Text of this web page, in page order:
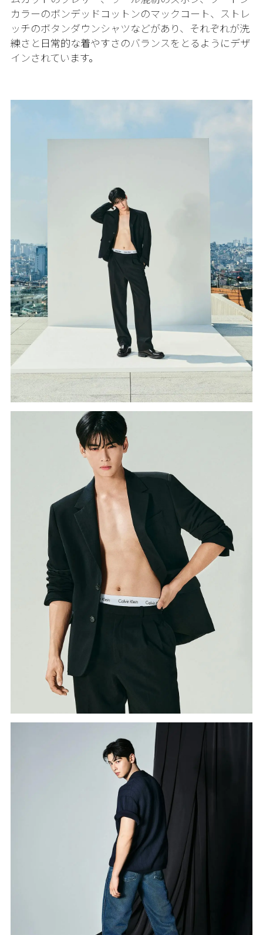
カラーのボンデッドコットンのマックコート、ストレ
ッチのボタンダウンシャツなどがあり、それぞれが洗
練さと日常的な着やすさのバランスをとるようにデザ
インされています。